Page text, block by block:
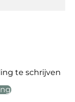
te schrijven